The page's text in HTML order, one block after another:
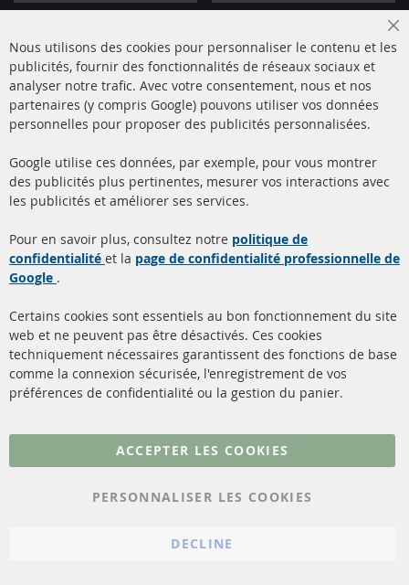
+49 (0) 4533 799000
info@contra-automotive.de
facebook
instagram
Filtres à particules diesel
(FPD)
Catalyseur (CAT)
Capteurs
Matériel de montage
à propos de nous
livraison
Contact
Résilier le contrat
Plus de liens
Conditions générales
Nous utilisons des cookies pour personnaliser le contenu et les
publicités, fournir des fonctionnalités de réseaux sociaux et
analyser notre trafic. Avec votre consentement, nous et nos
partenaires (y compris Google) pouvons utiliser vos données
personnelles pour proposer des publicités personnalisées.
Google utilise ces données, par exemple, pour vous montrer
des publicités plus pertinentes, mesurer vos interactions avec
les publicités et améliorer ses services.
Pour en savoir plus, consultez notre politique de
confidentialité et la page de confidentialité professionnelle de
Google .
Certains cookies sont essentiels au bon fonctionnement du site
web et ne peuvent pas être désactivés. Ces cookies
techniquement nécessaires garantissent des fonctions de base
comme la connexion sécurisée, l'enregistrement de vos
préférences de confidentialité ou la gestion du panier.
ACCEPTER LES COOKIES
PERSONNALISER LES COOKIES
DECLINE